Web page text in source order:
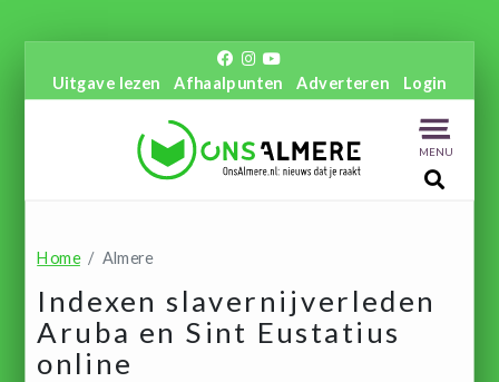
Uitgave lezen Afhaalpunten Adverteren Login
MENU
Home Almere
Indexen slavernijverleden
Aruba en Sint Eustatius
online